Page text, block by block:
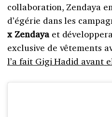
collaboration, Zendaya
d’égérie dans les
x Zendayaet
exclusive de vêtements
l’a fait Gigi Hadid avant